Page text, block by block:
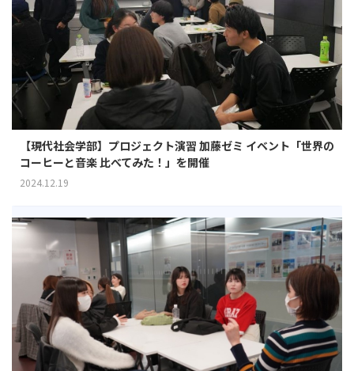
【現代社会学部】プロジェクト演習 加藤ゼミ イベント「世界の
コーヒーと音楽 比べてみた！」を開催
2024.12.19